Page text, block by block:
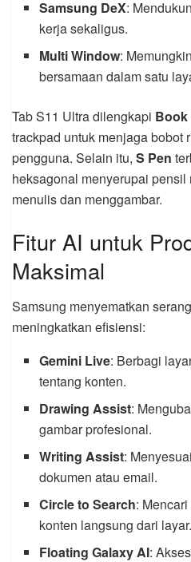
Samsung DeX:
kerja sekaligus.
Multi Window:
bersamaan dalam satu
Tab S11 Ultra dilengkapi Book
trackpad untuk menjaga bobot
pengguna. Selain itu, S Pen
heksagonal menyerupai
menulis dan menggambar.
Fitur AI untuk
Maksimal
Samsung menyematkan
meningkatkan efisiensi:
Gemini Live: Berbagi
tentang konten.
Drawing Assist:
gambar profesional.
Writing Assist:
dokumen atau email.
Circle to Search:
konten langsung dari layar.
Floating Galaxy AI: